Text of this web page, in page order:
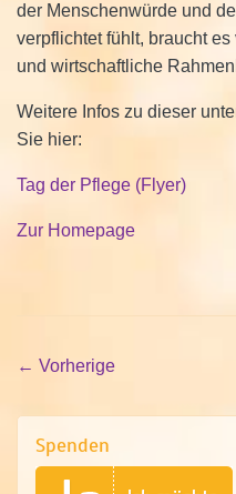
der Menschenwürde und
verpflichtet fühlt, braucht
und wirtschaftliche
Weitere Infos zu dieser
Sie hier:
Tag der Pflege (Flyer)
Zur Homepage
← Vorherige
Spenden